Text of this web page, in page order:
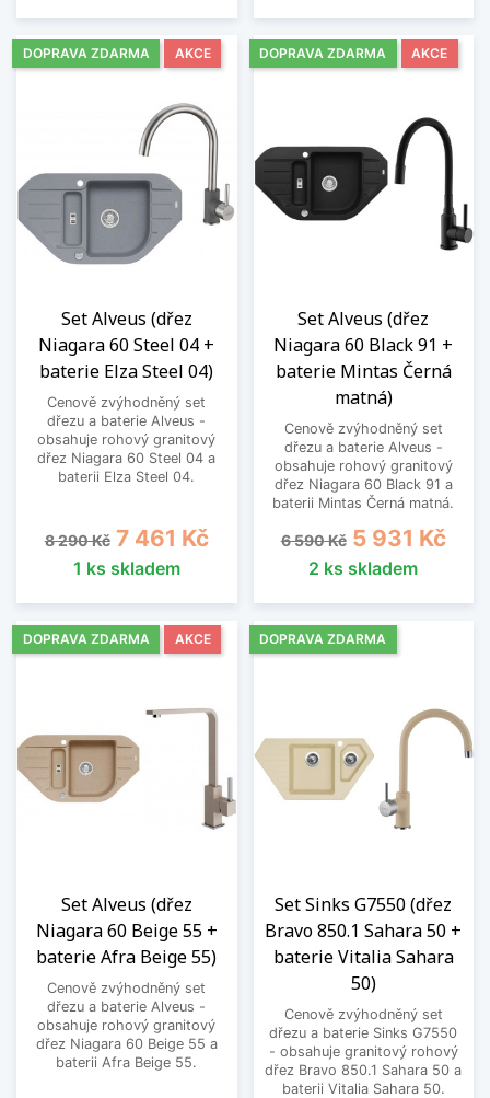
Set Alveus (dřez
Niagara 60 Steel 04 +
baterie Elza Steel 04)
Cenově zvýhodněný set
dřezu a baterie Alveus -
obsahuje rohový granitový
dřez Niagara 60 Steel 04 a
baterii Elza Steel 04.
Běžná cena
8 290 Kč Cena
7 461 Kč
1 ks skladem
DOPRAVA ZDARMA AKCE
Set Alveus (dřez
Niagara 60 Black 91 +
baterie Mintas Černá
matná)
Cenově zvýhodněný set
dřezu a baterie Alveus -
obsahuje rohový granitový
dřez Niagara 60 Black 91 a
baterii Mintas Černá matná.
Běžná cena
6 590 Kč Cena
5 931 Kč
2 ks skladem
DOPRAVA ZDARMA AKCE
Set Alveus (dřez
Niagara 60 Beige 55 +
baterie Afra Beige 55)
Cenově zvýhodněný set
dřezu a baterie Alveus -
obsahuje rohový granitový
dřez Niagara 60 Beige 55 a
baterii Afra Beige 55.
DOPRAVA ZDARMA AKCE
Set Sinks G7550 (dřez
Bravo 850.1 Sahara 50 +
baterie Vitalia Sahara
50)
Cenově zvýhodněný set
dřezu a baterie Sinks G7550
- obsahuje granitový rohový
dřez Bravo 850.1 Sahara 50 a
baterii Vitalia Sahara 50.
DOPRAVA ZDARMA